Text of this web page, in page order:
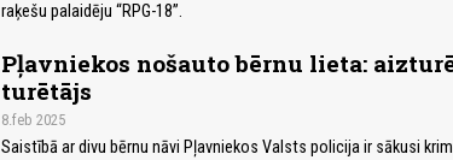
raķešu palaidēju “RPG-18”.
Pļavniekos nošauto bērnu lieta:
turētājs
8.feb 2025
Saistībā ar divu bērnu nāvi Pļavniekos Valsts policija ir sākusi